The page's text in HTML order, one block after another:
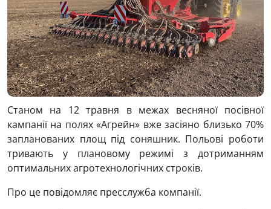
Станом на 12 травня в межах весняної посівної
кампанії на полях «Агрейн» вже засіяно близько 70%
запланованих площ під соняшник. Польові роботи
тривають у плановому режимі з дотриманням
оптимальних агротехнологічних строків.
Про це повідомляє пресслужба компанії.